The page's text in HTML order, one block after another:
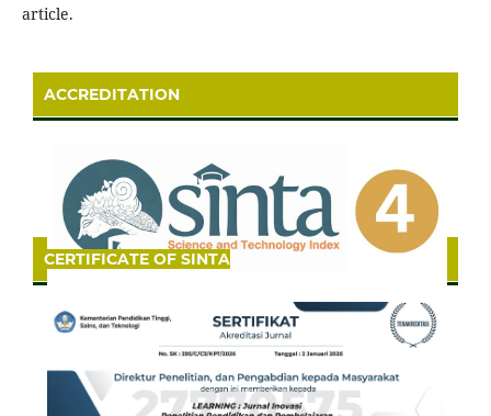
article.
ACCREDITATION
CERTIFICATE OF SINTA